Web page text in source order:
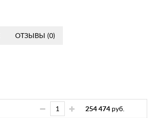
ОТЗЫВЫ (0)
254 474 руб.